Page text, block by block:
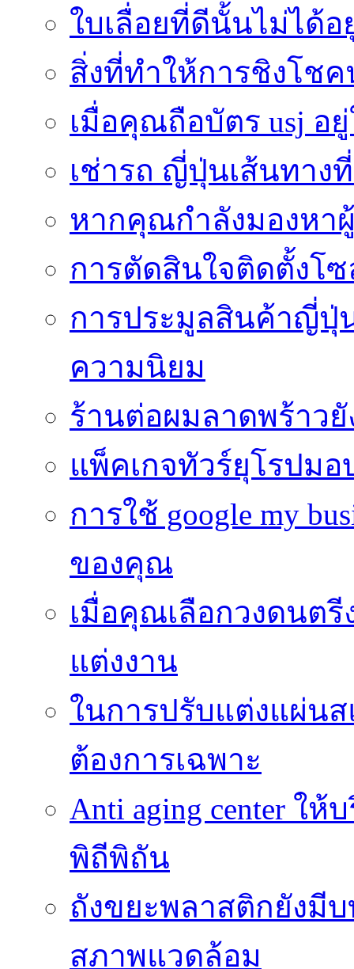
ใบเลื่อยที่ดีนั้นไม่ได้
สิ่งที่ทำให้การชิงโช
เมื่อคุณถือบัตร usj อ
เช่ารถ ญี่ปุ่นเส้นทาง
หากคุณกำลังมองหา
การตัดสินใจติดตั้งโซ
การประมูลสินค้าญี่ปุ่
ความนิยม
ร้านต่อผมลาดพร้าว
แพ็คเกจทัวร์ยุโรปม
การใช้ google my
ของคุณ
เมื่อคุณเลือกวงดนต
แต่งงาน
ในการปรับแต่งแผ่น
ต้องการเฉพาะ
Anti aging center ใ
พิถีพิถัน
ถังขยะพลาสติกยังมี
สภาพแวดล้อม